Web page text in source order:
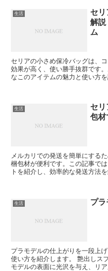
生活
セ
解説
ム
セリアの小さめ保冷バッグは、
効果が高く、使い勝手抜群です
なこのアイテムの魅力と使い方
生活
セリ
包材
メルカリでの発送を簡単にする
梱包材が便利です。この記事で
トを紹介し、効率的な発送方法
生活 プラ
プラモデルの仕上がりを一段上
使い方を紹介します。 艶出しス
モデルの表面に光沢を与え、リ